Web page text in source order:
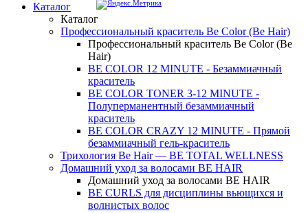
Каталог
Каталог
Профессиональный краситель Be Color (Be Hair)
Профессиональный краситель Be Color (Be
Hair)
BE COLOR 12 MINUTE - Безаммиачный
краситель
BE COLOR TONER 3-12 MINUTE -
Полуперманентный безаммиачный
краситель
BE COLOR CRAZY 12 MINUTE - Прямой
безаммиачный гель-краситель
Трихология Be Hair — BE TOTAL WELLNESS
Домашний уход за волосами BE HAIR
Домашний уход за волосами BE HAIR
BE CURLS для дисциплины вьющихся и
волнистых волос